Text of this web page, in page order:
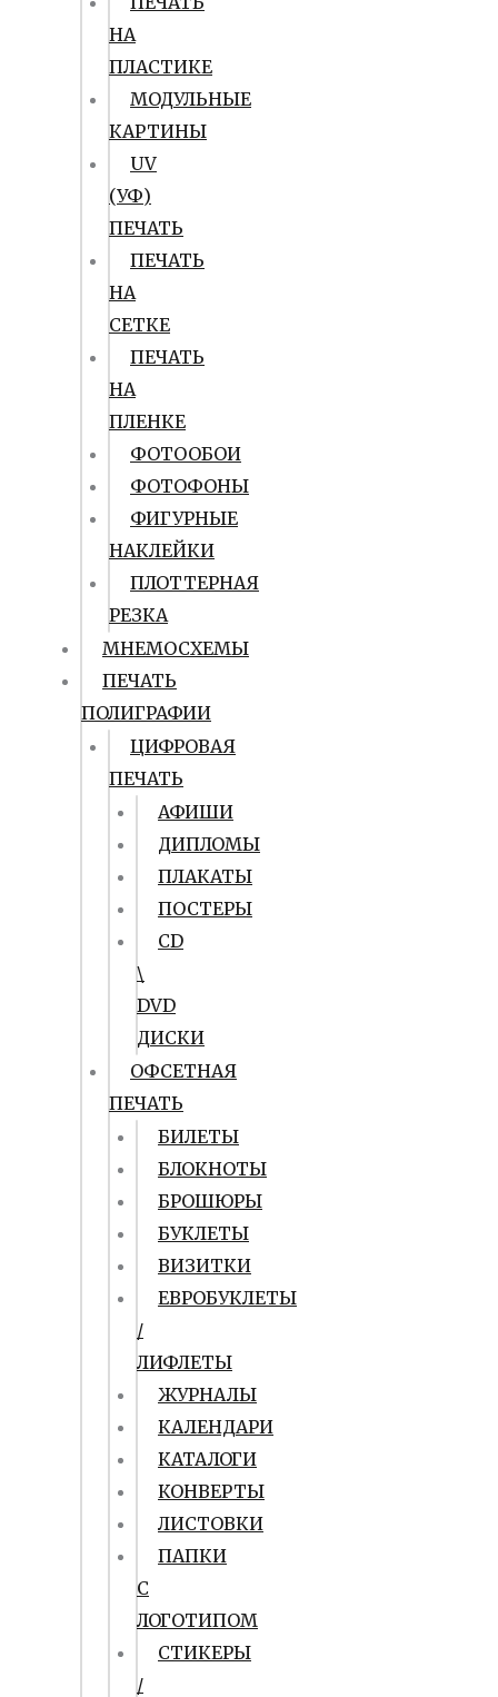
НА
ПЛАСТИКЕ
МОДУЛЬНЫЕ
КАРТИНЫ
UV
(УФ)
ПЕЧАТЬ
ПЕЧАТЬ
НА
СЕТКЕ
ПЕЧАТЬ
НА
ПЛЕНКЕ
ФОТООБОИ
ФОТОФОНЫ
ФИГУРНЫЕ
НАКЛЕЙКИ
ПЛОТТЕРНАЯ
РЕЗКА
МНЕМОСХЕМЫ
ПЕЧАТЬ
ПОЛИГРАФИИ
ЦИФРОВАЯ
ПЕЧАТЬ
АФИШИ
ДИПЛОМЫ
ПЛАКАТЫ
ПОСТЕРЫ
CD
\
DVD
ДИСКИ
ОФСЕТНАЯ
ПЕЧАТЬ
БИЛЕТЫ
БЛОКНОТЫ
БРОШЮРЫ
БУКЛЕТЫ
ВИЗИТКИ
ЕВРОБУКЛЕТЫ
/
ЛИФЛЕТЫ
ЖУРНАЛЫ
КАЛЕНДАРИ
КАТАЛОГИ
КОНВЕРТЫ
ЛИСТОВКИ
ПАПКИ
С
ЛОГОТИПОМ
СТИКЕРЫ
/